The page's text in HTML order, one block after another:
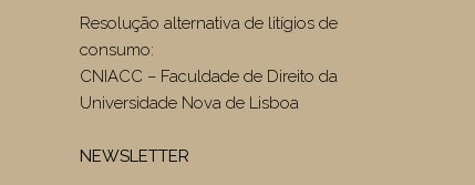
Resolução alternativa de litígios de
consumo:
CNIACC – Faculdade de Direito da
Universidade Nova de Lisboa
NEWSLETTER